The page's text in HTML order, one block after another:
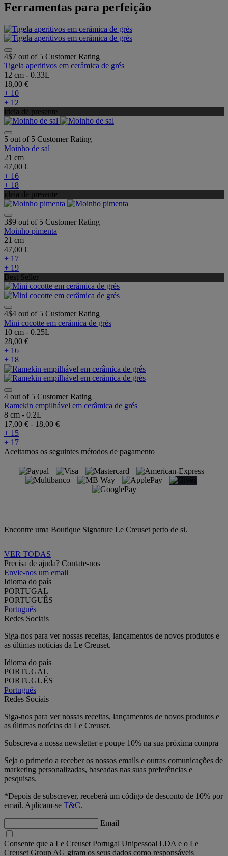
Ferramentas para perfeição
4$7 out of 5 Customer Rating
Tigela aperitivos em cerâmica de grés
12 cm - 0.33L
18,00 €
+ 10
+ 12
ideia de presente
5 out of 5 Customer Rating
Moinho de sal
21 cm
47,00 €
+ 16
+ 18
ideia de presente
3$9 out of 5 Customer Rating
Moinho pimenta
21 cm
47,00 €
+ 17
+ 19
Best Seller
4$4 out of 5 Customer Rating
Mini cocotte em cerâmica de grés
10 cm - 0.25L
28,00 €
+ 16
+ 18
4 out of 5 Customer Rating
Ramekin empilhável em cerâmica de grés
8 cm - 0.2L
17,00 € - 18,00 €
+ 15
+ 17
Aceitamos os seguintes métodos de pagamento
Encontre uma Boutique Signature Le Creuset perto de si.
VER TODAS
Precisa de ajuda? Contate-nos
Envie-nos um email
Idioma do país
PORTUGAL
PORTUGUÊS
Português
Redes Sociais
Siga-nos para ver nossas receitas, lançamentos de novos produtos e
as últimas notícias da Le Creuset.
Idioma do país
PORTUGAL
PORTUGUÊS
Português
Redes Sociais
Siga-nos para ver nossas receitas, lançamentos de novos produtos e
as últimas notícias da Le Creuset.
Subscreva a nossa newsletter e poupe 10% na sua próxima compra
Seja o primerio a receber os nossos emails e outras comunicações de
marketing personalizadas, baseadas nas suas preferências e
pesquisas.
*Depois de subscrever, receberá um código de desconto de 10% por
email. Aplicam-se T&C.
Email
Consente que a Le Creuset Portugal Unipessoal LDA e o Le
Creuset Group AG giram os seus dados como responsáveis